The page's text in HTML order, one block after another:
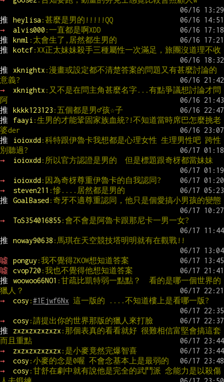
推 heylisa :甚麼是男的!!!!!QQ
→
alvis000 :一直都是啊XDD
推
knml :太會生了,居然都生男的
推
kotcf:XX正太妹妹殺手三種屬性一次滿足，旅團沒道理不收
推 xknightx :漫畫或設定都不清楚答案的問題又有甚麼討論的
意義?
→
xknightx :又不是在問主角甚麼名字...有點爭議想討論才問
阿
推
kkkk123123 :五個都是男♂孩☆子
推
faayi :生男的才能鞏固家族血統?!不知道當時席巴怎麼挑老
婆der
推
ioioxdd :科特跟伊魯卡我想都是心理女性 生理男性吧 跨性
別聽過?
→
ioioxdd :所以官方認證是男的  但是標題跟奇枒都當妹妹
→ ioioxdd :因為奇枒尊重伊魯卡的自我認同?
→
steven211 :慘....居然都是男的
推
GoalBased :奇牙不適尊重認同，他只是個愛搞小男孩的變態
→ ToS354016855 :會不會是阿魯卡跟那尼卡一男一女?
推 noway90638 :馬琪在天空競技塔明明就有在觀戰!!
噓 ponguy :我不覺得ZKOW想知道答案
噓
cvop720 :我也不覺得他想知道答案
推
woowoo66NO1 :甘疏比凱特弱一點點？  看的是哪一個世界的
獵人？
→
cosy :#1Ejwf6Nx 這一版的 ....不知道樓上是看哪一版?
→ cosy :請提出你的世界那版的獵人來打臉
推
zxzxzxzxzxzx :那個表真的看看就好 很難相信富堅會搞這套
而且重點
→
zxzxzxzxzxzx :是小麥竟然完爆智喜
→
cosy :小麥的念是0喔 不會念基本上是最弱的
→
cosy :甘舒在劇中就有說他是完全的武鬥派 念能力是以殺傷